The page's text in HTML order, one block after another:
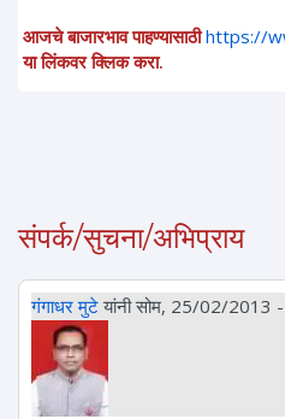
आजचे बाजारभाव पाहण्यासाठी https://
या लिंकवर क्लिक करा.
संपर्क/सुचना/अभिप्राय
गंगाधर मुटेयांनी सोम, 25/02/2013 -